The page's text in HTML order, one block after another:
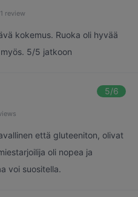
1 review
kokemus. Ruoka oli hyvää
5/5 jatkoon
5/6
että gluteeniton, olivat
oli nopea ja
voi suositella.